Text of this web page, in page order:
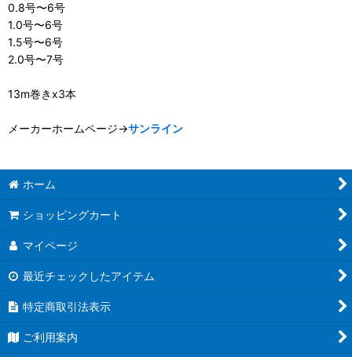
0.8号〜6号
1.0号〜6号
1.5号〜6号
2.0号〜7号
13m巻きx3本
メーカーホームページ→サンライン
ホーム
ショッピングカート
マイページ
最近チェックしたアイテム
特定商取引法表示
ご利用案内